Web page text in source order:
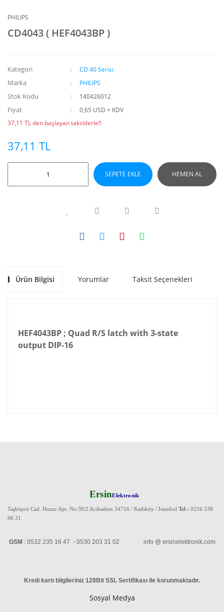
PHILIPS
CD4043 ( HEF4043BP )
Kategori CD 40 Serisi
Marka PHILIPS
Stok Kodu 140426012
Fiyat
0,65 USD + KDV
37,11 TL den başlayan taksitlerle!!
37,11 TL
SEPETE EKLE HEMEN AL
Ürün Bilgisi Yorumlar Taksit Seçenekleri
HEF4043BP ; Quad R/S latch with 3-state
output DIP-16
ErsinElektronik
Taşköprü Cad. Huzur Apt. No:30/2 Acıbadem 34716 / Kadıköy / Istanbul Tel : 0216 338
96 31
GSM : 0532 235 16 47 - 0530 203 31 02 info @ ersinelektronik.com
Kredi kartı bilgileriniz 128Bit SSL Sertifikası ile korunmaktadır.
Sosyal Medya